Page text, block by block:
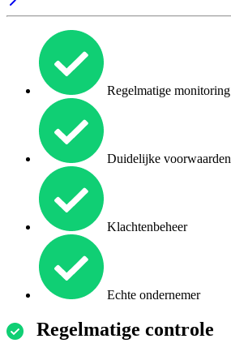
Regelmatige monitoring
Duidelijke voorwaarden
Klachtenbeheer
Echte ondernemer
Regelmatige controle